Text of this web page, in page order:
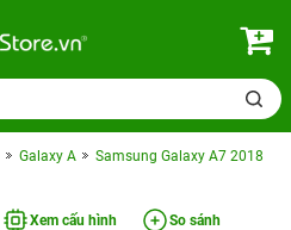
Galaxy A Samsung Galaxy A7 2018
Xem cấu hình So sánh